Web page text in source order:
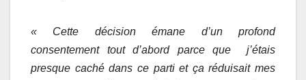
« Cette décision émane d’un profond
consentement tout d’abord parce que j’étais
presque caché dans ce parti et ça réduisait mes